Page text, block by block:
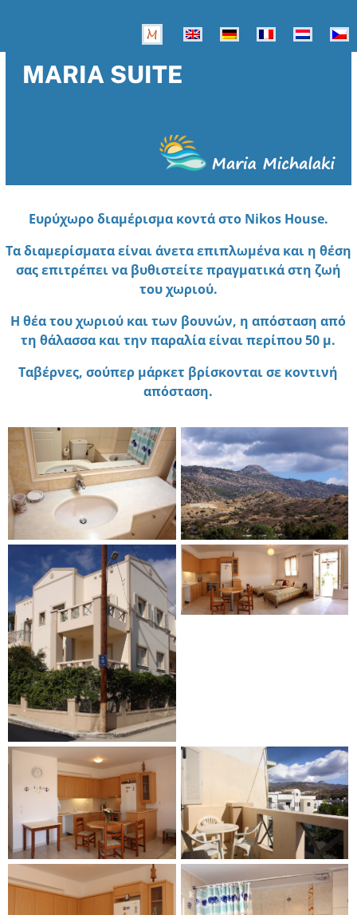
MARIA SUITE
Ευρύχωρο διαμέρισμα κοντά στο Nikos House.
Τα διαμερίσματα είναι άνετα επιπλωμένα και η θέση
σας επιτρέπει να βυθιστείτε πραγματικά στη ζωή
του χωριού.
Η θέα του χωριού και των βουνών, η απόσταση από
τη θάλασσα και την παραλία είναι περίπου 50 μ.
Ταβέρνες, σούπερ μάρκετ βρίσκονται σε κοντινή
απόσταση.